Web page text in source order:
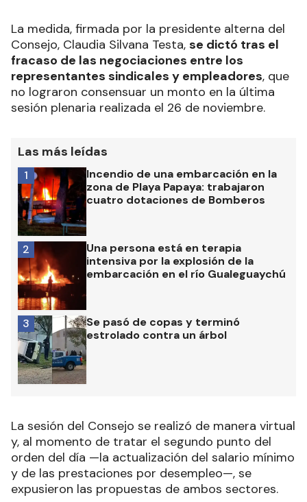
La medida, firmada por la presidente alterna del
Consejo, Claudia Silvana Testa, se dictó tras el
fracaso de las negociaciones entre los
representantes sindicales y empleadores, que
no lograron consensuar un monto en la última
sesión plenaria realizada el 26 de noviembre.
Las más leídas
Incendio de una embarcación en la
zona de Playa Papaya: trabajaron
cuatro dotaciones de Bomberos
1
Una persona está en terapia
intensiva por la explosión de la
embarcación en el río Gualeguaychú
2
Se pasó de copas y terminó
estrolado contra un árbol
3
La sesión del Consejo se realizó de manera virtual
y, al momento de tratar el segundo punto del
orden del día —la actualización del salario mínimo
y de las prestaciones por desempleo—, se
expusieron las propuestas de ambos sectores.